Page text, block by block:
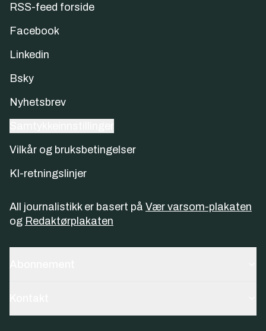
RSS-feed forside
Facebook
Linkedin
Bsky
Nyhetsbrev
Vilkår og bruksbetingelser
KI-retningslinjer
All journalistikk er basert på Vær varsom-plakaten
og Redaktørplakaten